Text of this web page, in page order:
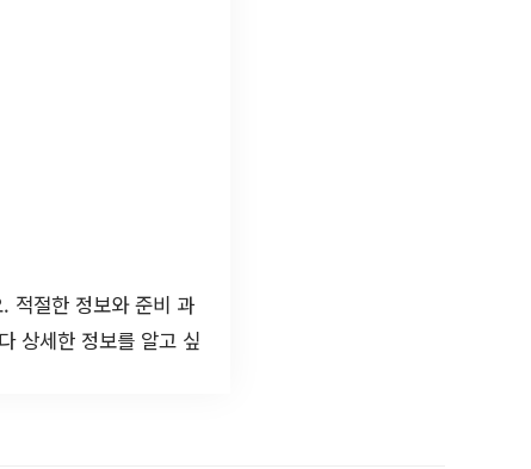
적절한 정보와 준비 과
상세한 정보를 알고 싶